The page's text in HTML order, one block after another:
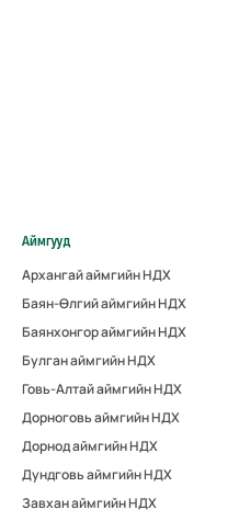
Аймгууд
Архангай аймгийн НДХ
Баян-Өлгий аймгийн НДХ
Баянхонгор аймгийн НДХ
Булган аймгийн НДХ
Говь-Алтай аймгийн НДХ
Дорноговь аймгийн НДХ
Дорнод аймгийн НДХ
Дундговь аймгийн НДХ
Завхан аймгийн НДХ